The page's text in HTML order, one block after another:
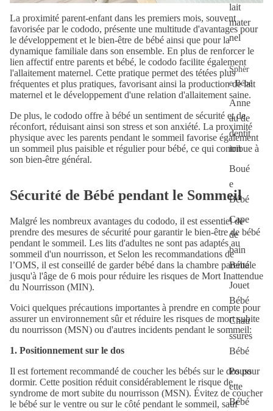
lait
mater
nel
Sphèr
e Bébé
Anne
au de
dentit
ion
Boué
e
Bébé
Cape
de
bain
Bébé
Jouet
Bébé
Chau
ssures
Bébé
Pouss
ette
Bébé
La proximité parent-enfant dans les premiers mois, souvent
favorisée par le cododo, présente une multitude d'avantages pour
le développement et le bien-être de bébé ainsi que pour la
dynamique familiale dans son ensemble. En plus de renforcer le
lien affectif entre parents et bébé, le cododo facilite également
l'allaitement maternel. Cette pratique permet des tétées plus
fréquentes et plus pratiques, favorisant ainsi la production de lait
maternel et le développement d'une relation d'allaitement saine.
De plus, le cododo offre à bébé un sentiment de sécurité et de
réconfort, réduisant ainsi son stress et son anxiété. La proximité
physique avec les parents pendant le sommeil favorise également
un sommeil plus paisible et régulier pour bébé, ce qui contribue à
son bien-être général.
Sécurité de Bébé pendant le Sommeil
Malgré les nombreux avantages du cododo, il est essentiel de
prendre des mesures de sécurité pour garantir le bien-être de bébé
pendant le sommeil. Les lits d'adultes ne sont pas adaptés au
sommeil d'un nourrisson, et Selon les recommandations de
l’OMS, il est conseillé de garder bébé dans la chambre parentale
jusqu'à l'âge de 6 mois pour réduire les risques de Mort Inattendue
du Nourrisson (MIN).
Voici quelques précautions importantes à prendre en compte pour
assurer un environnement sûr et réduire les risques de mort subite
du nourrisson (MSN) ou d'autres incidents pendant le sommeil:
1. Positionnement sur le dos
Il est fortement recommandé de coucher les bébés sur le dos pour
dormir. Cette position réduit considérablement le risque de
syndrome de mort subite du nourrisson (MSN). Évitez de coucher
le bébé sur le ventre ou sur le côté pendant le sommeil, sauf